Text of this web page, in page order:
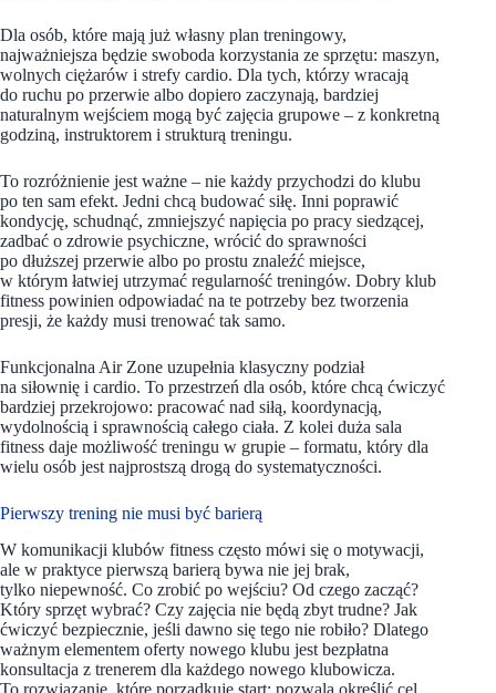
Dla osób, które mają już własny plan treningowy,
najważniejsza będzie swoboda korzystania ze sprzętu: maszyn,
wolnych ciężarów i strefy cardio. Dla tych, którzy wracają
do ruchu po przerwie albo dopiero zaczynają, bardziej
naturalnym wejściem mogą być zajęcia grupowe – z konkretną
godziną, instruktorem i strukturą treningu.
To rozróżnienie jest ważne – nie każdy przychodzi do klubu
po ten sam efekt. Jedni chcą budować siłę. Inni poprawić
kondycję, schudnąć, zmniejszyć napięcia po pracy siedzącej,
zadbać o zdrowie psychiczne, wrócić do sprawności
po dłuższej przerwie albo po prostu znaleźć miejsce,
w którym łatwiej utrzymać regularność treningów. Dobry klub
fitness powinien odpowiadać na te potrzeby bez tworzenia
presji, że każdy musi trenować tak samo.
Funkcjonalna Air Zone uzupełnia klasyczny podział
na siłownię i cardio. To przestrzeń dla osób, które chcą ćwiczyć
bardziej przekrojowo: pracować nad siłą, koordynacją,
wydolnością i sprawnością całego ciała. Z kolei duża sala
fitness daje możliwość treningu w grupie – formatu, który dla
wielu osób jest najprostszą drogą do systematyczności.
Pierwszy trening nie musi być barierą
W komunikacji klubów fitness często mówi się o motywacji,
ale w praktyce pierwszą barierą bywa nie jej brak,
tylko niepewność. Co zrobić po wejściu? Od czego zacząć?
Który sprzęt wybrać? Czy zajęcia nie będą zbyt trudne? Jak
ćwiczyć bezpiecznie, jeśli dawno się tego nie robiło? Dlatego
ważnym elementem oferty nowego klubu jest bezpłatna
konsultacja z trenerem dla każdego nowego klubowicza.